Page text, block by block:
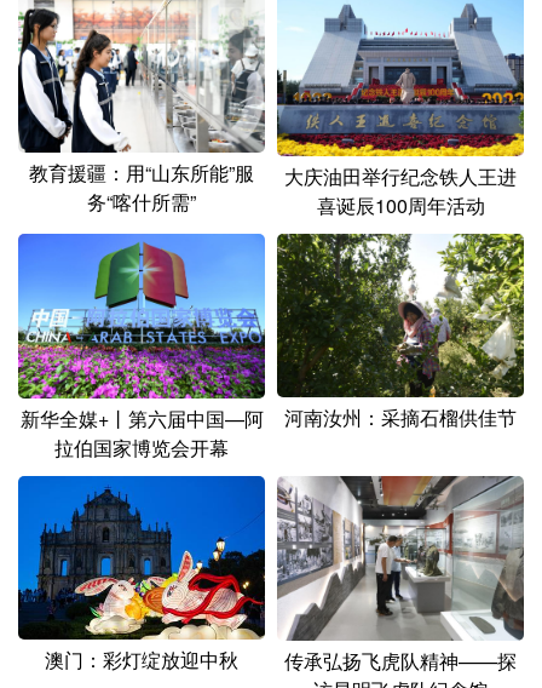
山东 河南 湖北 湖南
广东 广西 重庆
四川 贵州 云南 西藏
陕西 甘肃 青海 宁夏
新疆 内蒙古 黑龙江
多语种频道
English Español Français عربى
Русский язык 日本語 한국어
Deutsch Português
教育援疆：用“山东所能”服
务“喀什所需”
大庆油田举行纪念铁人王进
喜诞辰100周年活动
新华全媒+丨第六届中国—阿
拉伯国家博览会开幕
河南汝州：采摘石榴供佳节
澳门：彩灯绽放迎中秋
传承弘扬飞虎队精神——探